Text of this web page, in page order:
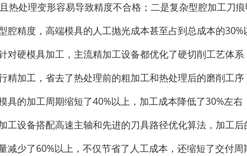
热处理变形容易导致精度不合格；二是复杂型腔加工刀
腔精度，高端模具的人工抛光成本甚至占到总成本的
对硬模具加工，主流精加工设备都优化了硬切削工艺体
精加工，省去了热处理前的粗加工和热处理后的磨削工
的加工周期缩短了40%以上，加工成本降低了30%左右
工设备搭配高速主轴和先进的刀具路径优化算法，加工
减少了60%以上，不仅节省了人工成本，还缩短了交付